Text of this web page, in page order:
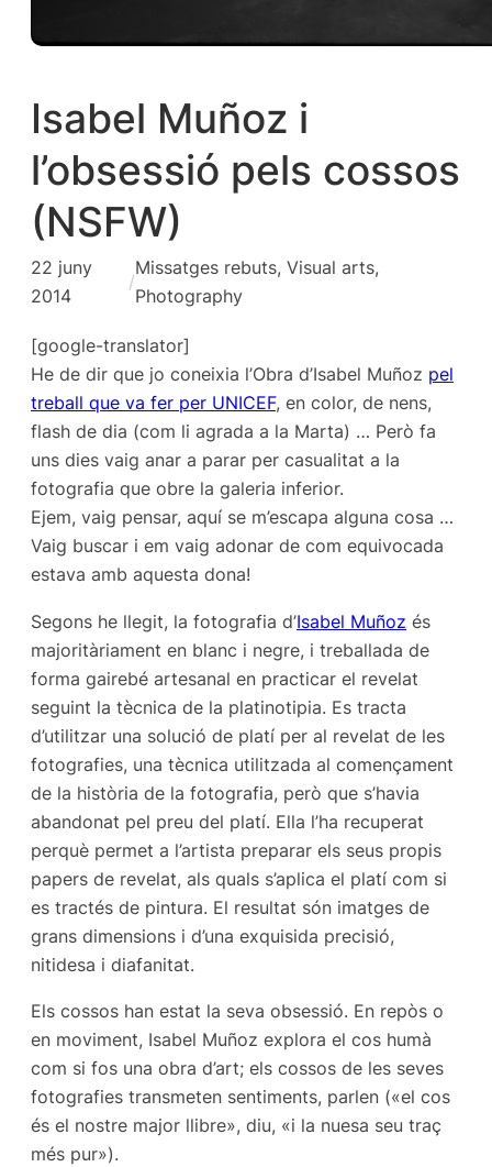
Isabel Muñoz i
l’obsessió pels cossos
(NSFW)
22 juny
2014
/
Missatges rebuts, Visual arts,
Photography
[google-translator]
He de dir que jo coneixia l’Obra d’Isabel Muñoz pel
treball que va fer per UNICEF, en color, de nens,
flash de dia (com li agrada a la Marta) … Però fa
uns dies vaig anar a parar per casualitat a la
fotografia que obre la galeria inferior.
Ejem, vaig pensar, aquí se m’escapa alguna cosa …
Vaig buscar i em vaig adonar de com equivocada
estava amb aquesta dona!
Segons he llegit, la fotografia d’Isabel Muñoz és
majoritàriament en blanc i negre, i treballada de
forma gairebé artesanal en practicar el revelat
seguint la tècnica de la platinotipia. Es tracta
d’utilitzar una solució de platí per al revelat de les
fotografies, una tècnica utilitzada al començament
de la història de la fotografia, però que s’havia
abandonat pel preu del platí. Ella l’ha recuperat
perquè permet a l’artista preparar els seus propis
papers de revelat, als quals s’aplica el platí com si
es tractés de pintura. El resultat són imatges de
grans dimensions i d’una exquisida precisió,
nitidesa i diafanitat.
Els cossos han estat la seva obsessió. En repòs o
en moviment, Isabel Muñoz explora el cos humà
com si fos una obra d’art; els cossos de les seves
fotografies transmeten sentiments, parlen («el cos
és el nostre major llibre», diu, «i la nuesa seu traç
més pur»).